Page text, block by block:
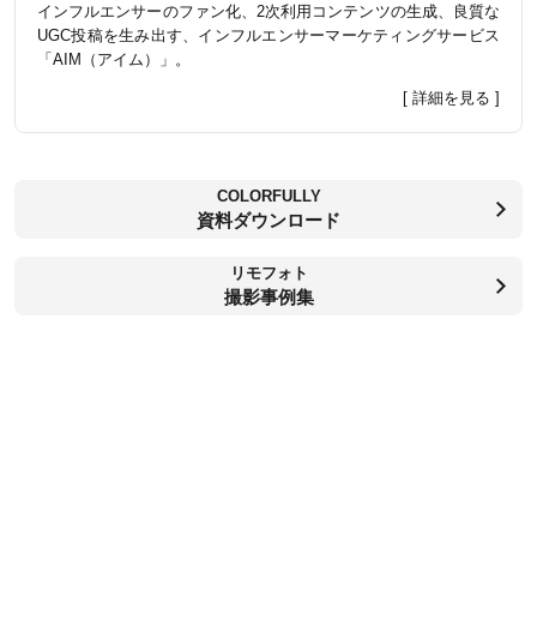
インフルエンサーのファン化、2次利用コンテンツの生成、良質な
UGC投稿を生み出す、インフルエンサーマーケティングサービス
「AIM（アイム）」。
[ 詳細を見る ]
COLORFULLY
資料ダウンロード
リモフォト
撮影事例集